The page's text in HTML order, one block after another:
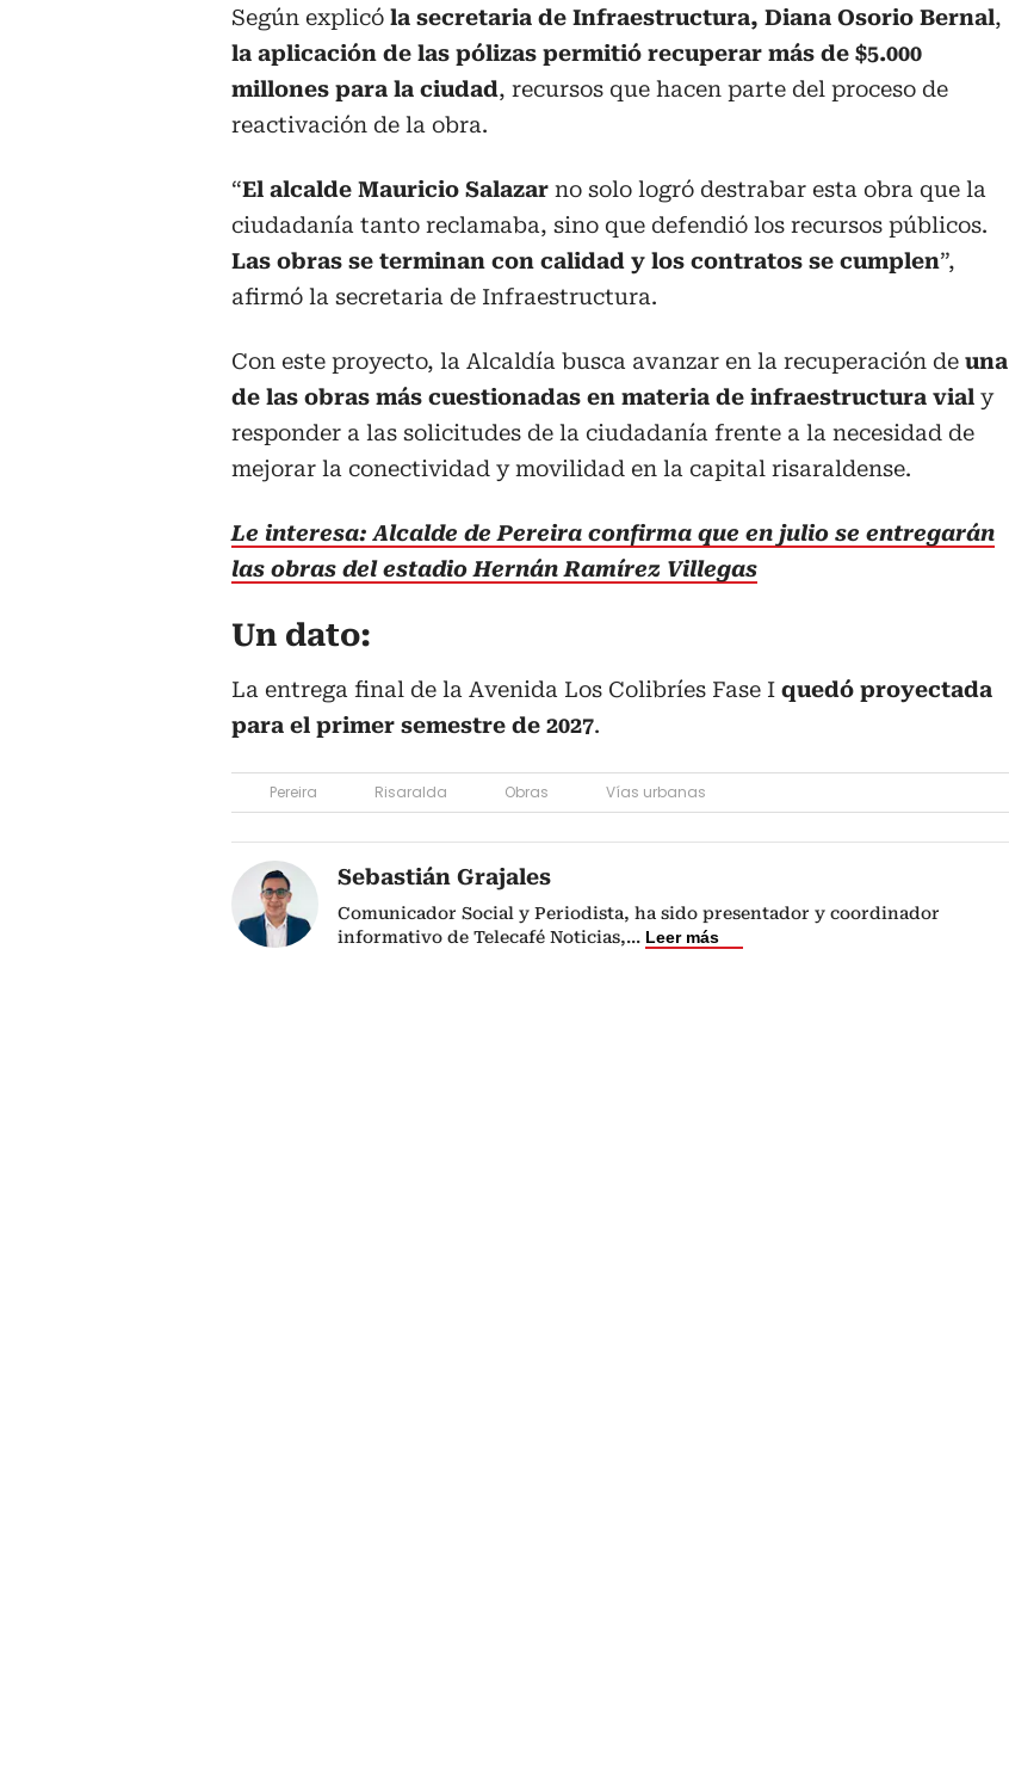
Según explicó la secretaria de Infraestructura, Diana Osorio Bernal,
la aplicación de las pólizas permitió recuperar más de $5.000
millones para la ciudad, recursos que hacen parte del proceso de
reactivación de la obra.
“El alcalde Mauricio Salazar no solo logró destrabar esta obra que la
ciudadanía tanto reclamaba, sino que defendió los recursos públicos.
Las obras se terminan con calidad y los contratos se cumplen”,
afirmó la secretaria de Infraestructura.
Con este proyecto, la Alcaldía busca avanzar en la recuperación de una
de las obras más cuestionadas en materia de infraestructura vial y
responder a las solicitudes de la ciudadanía frente a la necesidad de
mejorar la conectividad y movilidad en la capital risaraldense.
Le interesa: Alcalde de Pereira confirma que en julio se entregarán
las obras del estadio Hernán Ramírez Villegas
Un dato:
La entrega final de la Avenida Los Colibríes Fase I quedó proyectada
para el primer semestre de 2027.
Pereira Risaralda Obras Vías urbanas
Sebastián Grajales
Comunicador Social y Periodista, ha sido presentador y coordinador
informativo de Telecafé Noticias,... Leer más